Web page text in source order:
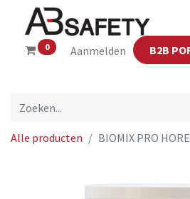
0 Aanmelden B2B
Alle producten BIOMIX PRO